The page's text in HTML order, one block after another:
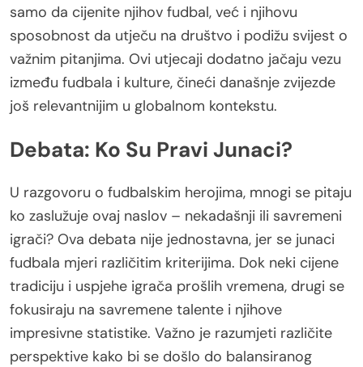
samo da cijenite njihov fudbal, već i njihovu
sposobnost da utječu na društvo i podižu svijest o
važnim pitanjima. Ovi utjecaji dodatno jačaju vezu
između fudbala i kulture, čineći današnje zvijezde
još relevantnijim u globalnom kontekstu.
Debata: Ko Su Pravi Junaci?
U razgovoru o fudbalskim herojima, mnogi se pitaju
ko zaslužuje ovaj naslov – nekadašnji ili savremeni
igrači? Ova debata nije jednostavna, jer se junaci
fudbala mjeri različitim kriterijima. Dok neki cijene
tradiciju i uspjehe igrača prošlih vremena, drugi se
fokusiraju na savremene talente i njihove
impresivne statistike. Važno je razumjeti različite
perspektive kako bi se došlo do balansiranog